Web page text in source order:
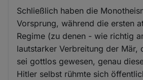
Schließlich haben die
Vorsprung, während die ersten
Regime (zu denen - wie richtig
lautstarker Verbreitung der Mär,
sei gottlos gewesen, genau
Hitler selbst rühmte sich